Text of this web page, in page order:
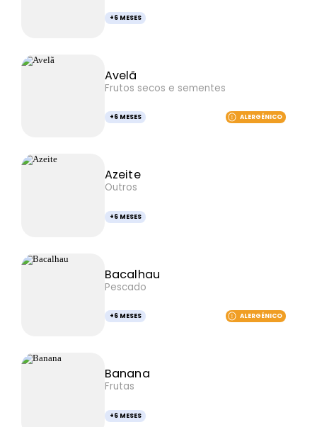
+6 MESES
Avelã
Frutos secos e sementes
+6 MESES ALERGÉNICO
Azeite
Outros
+6 MESES
Bacalhau
Pescado
+6 MESES ALERGÉNICO
Banana
Frutas
+6 MESES